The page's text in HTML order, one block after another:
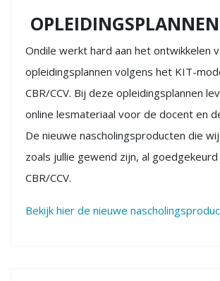
Ondile werkt hard aan het ontwikkelen
opleidingsplannen volgens het KIT-
CBR/CCV. Bij deze opleidingsplannen
online lesmateriaal voor de docent en
De nieuwe nascholingsproducten die
zoals jullie gewend zijn, al
CBR/CCV.
Bekijk hier de nieuwe